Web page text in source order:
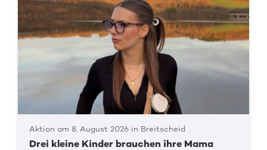
Aktion am 8. August 2026 in Breitscheid
Drei kleine Kinder brauchen ihre Mama